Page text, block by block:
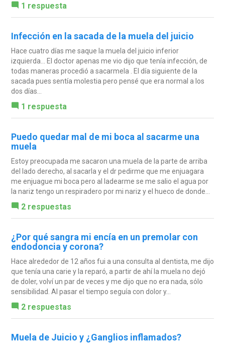
1 respuesta
Infección en la sacada de la muela del juicio
Hace cuatro días me saque la muela del juicio inferior
izquierda... El doctor apenas me vio dijo que tenía infección, de
todas maneras procedió a sacarmela . El día siguiente de la
sacada pues sentía molestia pero pensé que era normal a los
dos días...
1 respuesta
Puedo quedar mal de mi boca al sacarme una
muela
Estoy preocupada me sacaron una muela de la parte de arriba
del lado derecho, al sacarla y el dr pedirme que me enjuagara
me enjuague mi boca pero al ladearme se me salio el agua por
la nariz tengo un respiradero por mi nariz y el hueco de donde...
2 respuestas
¿Por qué sangra mi encía en un premolar con
endodoncia y corona?
Hace alrededor de 12 años fui a una consulta al dentista, me dijo
que tenía una carie y la reparó, a partir de ahí la muela no dejó
de doler, volví un par de veces y me dijo que no era nada, sólo
sensibilidad. Al pasar el tiempo seguía con dolor y...
2 respuestas
Muela de Juicio y ¿Ganglios inflamados?